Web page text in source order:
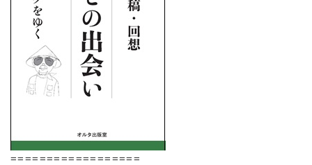
==================